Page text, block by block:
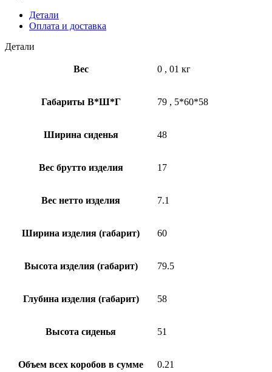
Детали
Оплата и доставка
Детали
Вес 0 , 01 кг
Габариты В*Ш*Г 79 , 5*60*58
Ширина сиденья 48
Вес брутто изделия 17
Вес нетто изделия 7.1
Ширина изделия (габарит) 60
Высота изделия (габарит) 79.5
Глубина изделия (габарит) 58
Высота сиденья 51
Объем всех коробов в сумме 0.21